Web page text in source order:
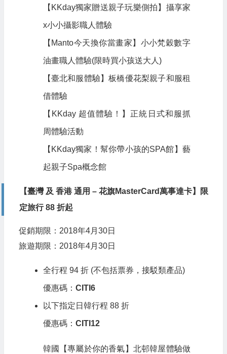
【KKday獨家贈送親子玩樂側拍】攝享家
x小小攝影職人體驗
【Manto今天換你當畫家】小小梵穀數字
油畫職人體驗(限時買小孩送大人)
【臺北和服體驗】板橋優花梨親子和服租
借體驗
【KKday 超值體驗！】正統日式和服抓
周體驗活動
【KKday獨家！幫你帶小孩的SPA館】藝
起親子Spa概念館
【臺灣 及 香港 通用 – 花旗MasterCard萬事達卡】限
定旅行 88 折起
促銷期限：2018年4月30日
旅遊期限：2018年4月30日
全行程 94 折 (不包括票券，接駁類產品)
優惠碼： CITI6
以下指定日韓行程 88 折
優惠碼： CITI12
韓國【專屬於你的香氣】北邨韓屋體驗做